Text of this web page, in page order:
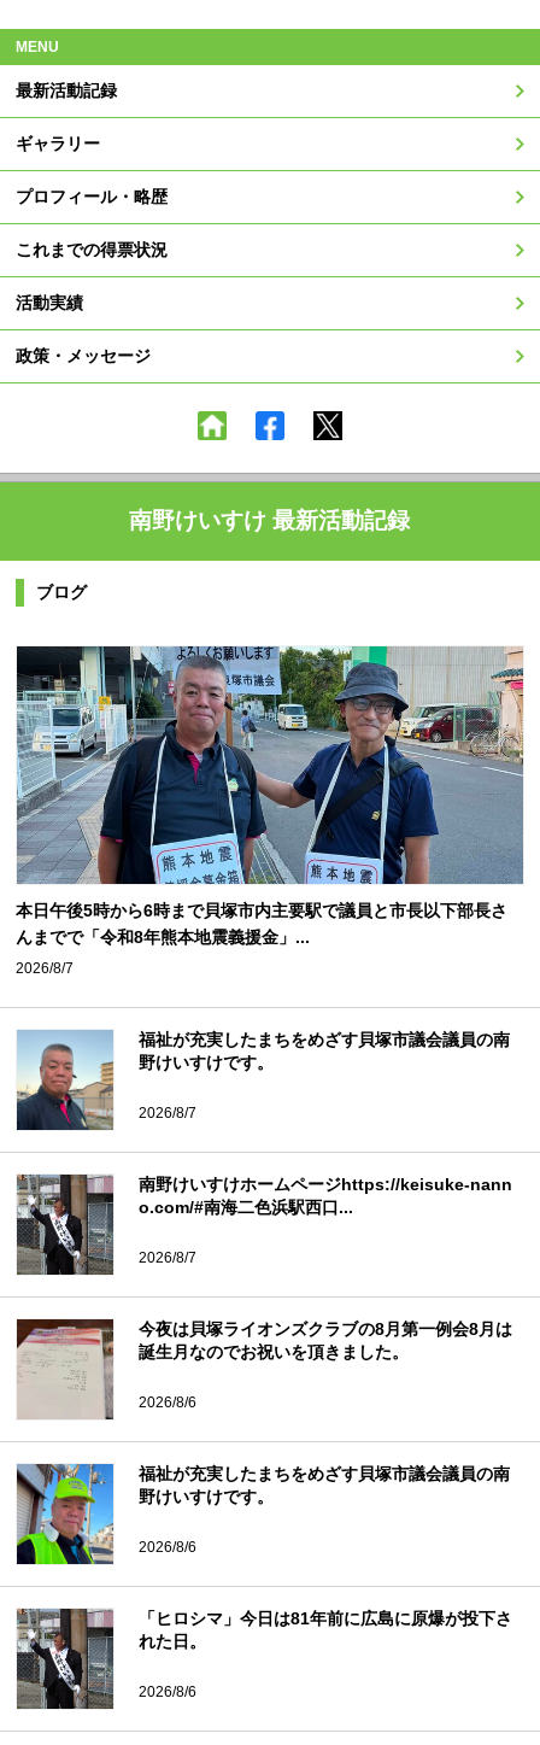
MENU
最新活動記録
ギャラリー
プロフィール・略歴
これまでの得票状況
活動実績
政策・メッセージ
南野けいすけ 最新活動記録
ブログ
本日午後5時から6時まで貝塚市内主要駅で議員と市長以下部長さ
んまでで「令和8年熊本地震義援金」...
2026/8/7
福祉が充実したまちをめざす貝塚市議会議員の南
野けいすけです。
2026/8/7
南野けいすけホームページhttps://keisuke-nann
o.com/#南海二色浜駅西口...
2026/8/7
今夜は貝塚ライオンズクラブの8月第一例会8月は
誕生月なのでお祝いを頂きました。
2026/8/6
福祉が充実したまちをめざす貝塚市議会議員の南
野けいすけです。
2026/8/6
「ヒロシマ」今日は81年前に広島に原爆が投下さ
れた日。
2026/8/6